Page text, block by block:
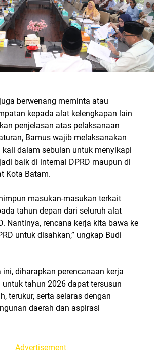
berwenang meminta atau
kepada alat kelengkapan lain
penjelasan atas pelaksanaan
Bamus wajib melaksanakan
dalam sebulan untuk menyikapi
baik di internal DPRD maupun di
Kota Batam.
masukan-masukan terkait
tahun depan dari seluruh alat
Nantinya, rencana kerja kita bawa ke
untuk disahkan,” ungkap Budi
diharapkan perencanaan kerja
untuk tahun 2026 dapat tersusun
terukur, serta selaras dengan
daerah dan aspirasi
Advertisement